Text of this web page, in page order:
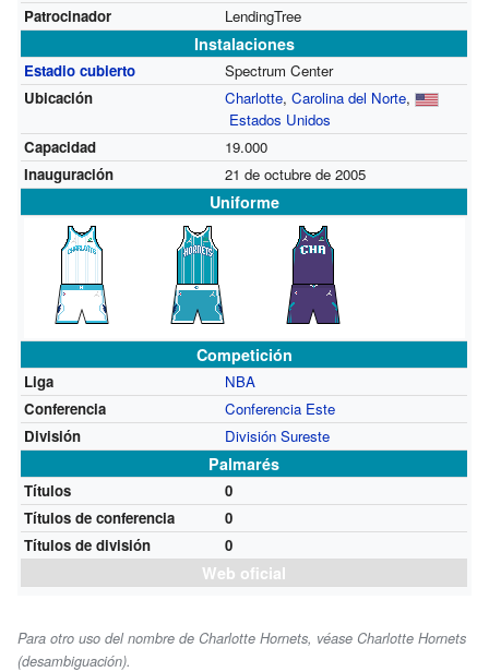
Patrocinador
LendingTree
Instalaciones
Estadio cubierto
Spectrum Center
Ubicación
Charlotte, Carolina del Norte,
Estados Unidos
Capacidad
19.000
Inauguración
21 de octubre de 2005
Uniforme
Competición
Liga
NBA
Conferencia
Conferencia Este
División
División Sureste
Palmarés
Títulos
0
Títulos de conferencia
0
Títulos de división
0
Web oficial
Para otro uso del nombre de Charlotte Hornets, véase Charlotte Hornets
(desambiguación).